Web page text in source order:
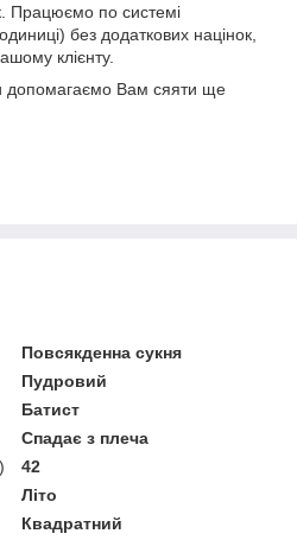
Працюємо по системі
без додаткових націнок,
клієнту.
допомагаємо Вам сяяти ще
Повсякденна сукня
Пудровий
Батист
Спадає з плеча
42
Літо
Квадратний